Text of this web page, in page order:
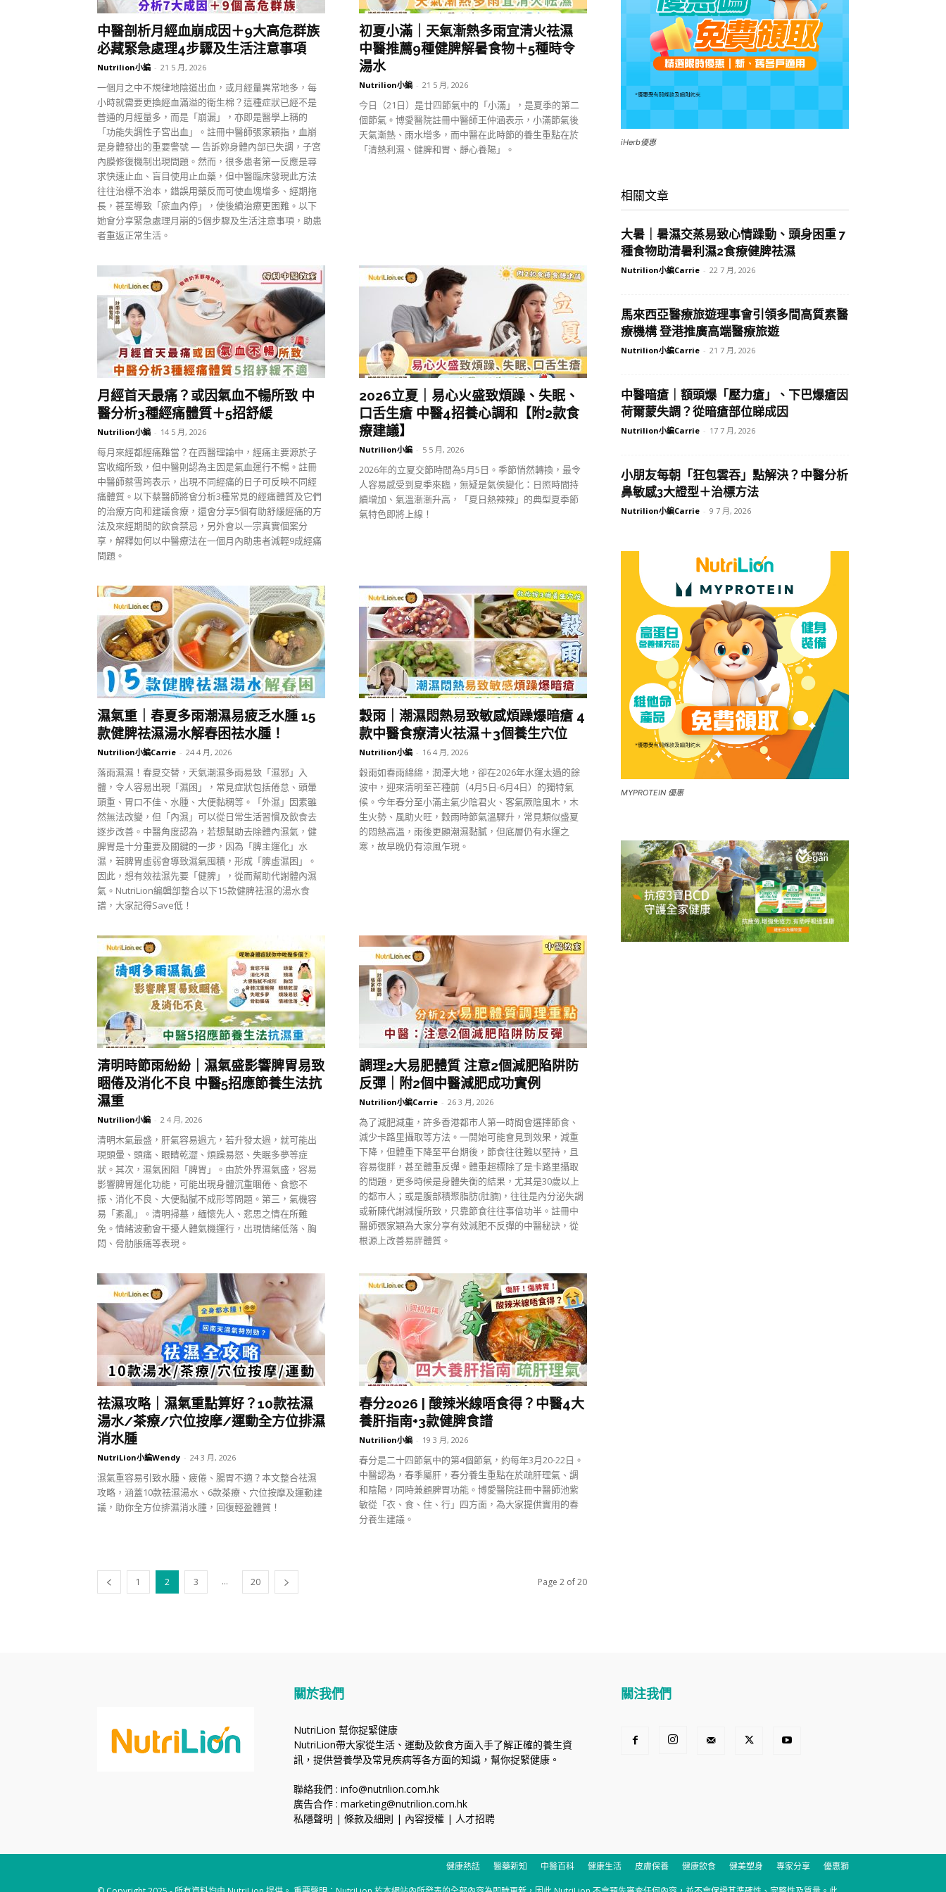
中醫剖析月經血崩成因＋9大高危群族
必藏緊急處理4步驟及生活注意事項
Nutrilion小編 - 21 5 月, 2026
一個月之中不規律地陰道出血，或月經量異常地多，每
小時就需要更換經血滿溢的衛生棉？這種症狀已經不是
普通的月經量多，而是「崩漏」，亦即是醫學上稱的
「功能失調性子宮出血」。註冊中醫師張家穎指，血崩
是身體發出的重要警號 — 告訴妳身體內部已失調，子宮
內膜修復機制出現問題。然而，很多患者第一反應是尋
求快速止血、盲目使用止血藥，但中醫臨床發現此方法
往往治標不治本，錯誤用藥反而可使血塊增多、經期拖
長，甚至導致「瘀血內停」，使後續治療更困難。以下
她會分享緊急處理月崩的5個步驟及生活注意事項，助患
者重返正常生活。
初夏小滿｜天氣漸熱多雨宜清火祛濕
中醫推薦9種健脾解暑食物＋5種時令
湯水
Nutrilion小編 - 21 5 月, 2026
今日（21日）是廿四節氣中的「小滿」，是夏季的第二
個節氣。博愛醫院註冊中醫師王仲涵表示，小滿節氣後
天氣漸熱、雨水增多，而中醫在此時節的養生重點在於
「清熱利濕、健脾和胃、靜心養陽」。
月經首天最痛？或因氣血不暢所致 中
醫分析3種經痛體質＋5招舒緩
Nutrilion小編 - 14 5 月, 2026
每月來經都經痛難當？在西醫理論中，經痛主要源於子
宮收縮所致，但中醫則認為主因是氣血運行不暢。註冊
中醫師蔡雪筠表示，出現不同經痛的日子可反映不同經
痛體質。以下蔡醫師將會分析3種常見的經痛體質及它們
的治療方向和建議食療，還會分享5個有助舒緩經痛的方
法及來經期間的飲食禁忌，另外會以一宗真實個案分
享，解釋如何以中醫療法在一個月內助患者減輕9成經痛
問題。
2026立夏｜易心火盛致煩躁、失眠、
口舌生瘡 中醫4招養心調和【附2款食
療建議】
Nutrilion小編 - 5 5 月, 2026
2026年的立夏交節時間為5月5日。季節悄然轉換，最令
人容易感受到夏季來臨，無疑是氣侯變化：日照時間持
續增加、氣溫漸漸升高，「夏日熱辣辣」的典型夏季節
氣特色即將上線！
濕氣重｜春夏多雨潮濕易疲乏水腫 15
款健脾祛濕湯水解春困祛水腫！
Nutrilion小編Carrie - 24 4 月, 2026
落雨濕濕！春夏交替，天氣潮濕多雨易致「濕邪」入
體，令人容易出現「濕困」，常見症狀包括倦怠、頭暈
頭重、胃口不佳、水腫、大便黏稠等。「外濕」因素雖
然無法改變，但「內濕」可以從日常生活習慣及飲食去
逐步改善。中醫角度認為，若想幫助去除體內濕氣，健
脾胃是十分重要及關鍵的一步，因為「脾主運化」水
濕，若脾胃虛弱會導致濕氣囤積，形成「脾虛濕困」。
因此，想有效祛濕先要「健脾」，從而幫助代謝體內濕
氣。NutriLion編輯部整合以下15款健脾祛濕的湯水食
譜，大家記得Save低！
穀雨｜潮濕悶熱易致敏感煩躁爆暗瘡 4
款中醫食療清火祛濕＋3個養生穴位
Nutrilion小編 - 16 4 月, 2026
穀雨如春雨綿綿，潤澤大地，卻在2026年水運太過的餘
波中，迎來清明至芒種前（4月5日-6月4日）的獨特氣
候。今年春分至小滿主氣少陰君火、客氣厥陰風木，木
生火勢、風助火旺，穀雨時節氣溫驟升，常見類似盛夏
的悶熱高溫，雨後更顯潮濕黏膩，但底層仍有水運之
寒，故早晚仍有涼風乍現。
清明時節雨紛紛｜濕氣盛影響脾胃易致
睏倦及消化不良 中醫5招應節養生法抗
濕重
Nutrilion小編 - 2 4 月, 2026
清明木氣最盛，肝氣容易過亢，若升發太過，就可能出
現頭暈、頭痛、眼睛乾澀、煩躁易怒、失眠多夢等症
狀。其次，濕氣困阻「脾胃」。由於外界濕氣盛，容易
影響脾胃運化功能，可能出現身體沉重睏倦、食慾不
振、消化不良、大便黏膩不成形等問題。第三，氣機容
易「紊亂」。清明掃墓，緬懷先人、悲思之情在所難
免。情緒波動會干擾人體氣機運行，出現情緒低落、胸
悶、脅肋脹痛等表現。
調理2大易肥體質 注意2個減肥陷阱防
反彈｜附2個中醫減肥成功實例
Nutrilion小編Carrie - 26 3 月, 2026
為了減肥減重，許多香港都市人第一時間會選擇節食、
減少卡路里攝取等方法。一開始可能會見到效果，減重
下降，但體重下降至平台期後，節食往往難以堅持，且
容易復胖，甚至體重反彈。體重超標除了是卡路里攝取
的問題，更多時候是身體失衡的結果，尤其是30歲以上
的都市人；或是腹部積聚脂肪(肚腩)，往往是內分泌失調
或新陳代謝減慢所致，只靠節食往往事倍功半。註冊中
醫師張家穎為大家分享有效減肥不反彈的中醫秘訣，從
根源上改善易胖體質。
祛濕攻略｜濕氣重點算好？10款祛濕
湯水/茶療/穴位按摩/運動全方位排濕
消水腫
NutriLion小編Wendy - 24 3 月, 2026
濕氣重容易引致水腫、疲倦、腸胃不適？本文整合祛濕
攻略，涵蓋10款祛濕湯水、6款茶療、穴位按摩及運動建
議，助你全方位排濕消水腫，回復輕盈體質！
春分2026 | 酸辣米線唔食得？中醫4大
養肝指南+3款健脾食譜
Nutrilion小編 - 19 3 月, 2026
春分是二十四節氣中的第4個節氣，約每年3月20-22日。
中醫認為，春季屬肝，春分養生重點在於疏肝理氣、調
和陰陽，同時兼顧脾胃功能。博愛醫院註冊中醫師池紫
敏從「衣、食、住、行」四方面，為大家提供實用的春
分養生建議。
1 2 3 ... 20 Page 2 of 20
iHerb優惠
相關文章
大暑｜暑濕交蒸易致心情躁動、頭身困重 7
種食物助清暑利濕2食療健脾祛濕
Nutrilion小編Carrie - 22 7 月, 2026
馬來西亞醫療旅遊理事會引領多間高質素醫
療機構 登港推廣高端醫療旅遊
Nutrilion小編Carrie - 21 7 月, 2026
中醫暗瘡｜額頭爆「壓力瘡」、下巴爆瘡因
荷爾蒙失調？從暗瘡部位睇成因
Nutrilion小編Carrie - 17 7 月, 2026
小朋友每朝「狂包雲吞」點解決？中醫分析
鼻敏感3大證型＋治標方法
Nutrilion小編Carrie - 9 7 月, 2026
MYPROTEIN 優惠
關於我們
NutriLion 幫你捉緊健康
NutriLion帶大家從生活、運動及飲食方面入手了解正確的養生資
訊，提供營養學及常見疾病等各方面的知識，幫你捉緊健康。
聯絡我們 : info@nutrilion.com.hk
廣告合作 : marketing@nutrilion.com.hk
私隱聲明 | 條款及細則 | 內容授權 | 人才招聘
關注我們
健康熱話 醫藥新知 中醫百科 健康生活 皮膚保養 健康飲食 健美塑身 專家分享 優惠獅